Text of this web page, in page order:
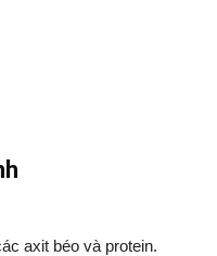
axit béo và protein.